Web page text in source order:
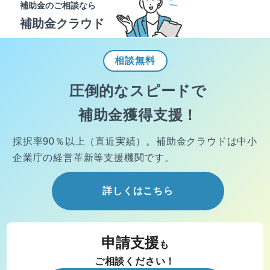
補助金のご相談なら
補助金クラウド
相談無料
圧倒的なスピードで
補助金獲得支援！
採択率90％以上（直近実績）。 補助金クラウドは中小
企業庁の経営革新等支援機関です。
詳しくはこちら
申請支援 も
ご相談ください！